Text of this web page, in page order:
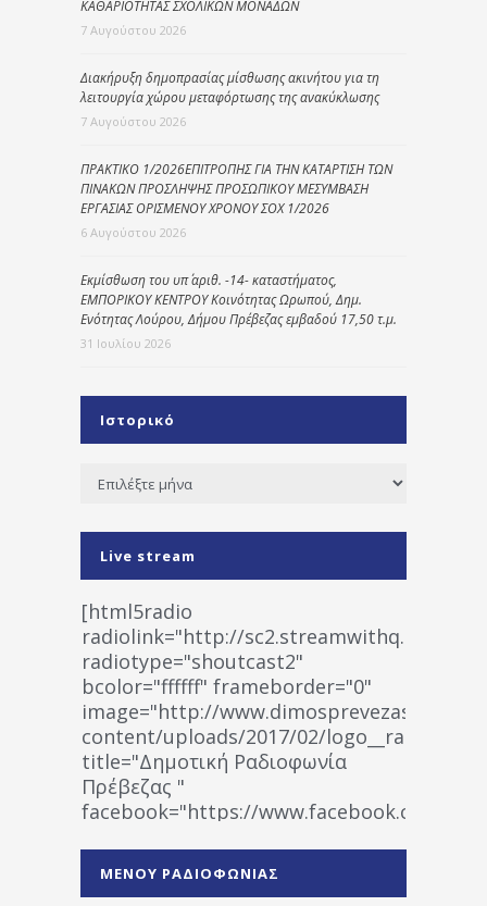
ΚΑΘΑΡΙΟΤΗΤΑΣ ΣΧΟΛΙΚΩΝ ΜΟΝΑΔΩΝ
7 Αυγούστου 2026
Διακήρυξη δημοπρασίας μίσθωσης ακινήτου για τη
λειτουργία χώρου μεταφόρτωσης της ανακύκλωσης
7 Αυγούστου 2026
ΠΡΑΚΤΙΚΟ 1/2026ΕΠΙΤΡΟΠΗΣ ΓΙΑ ΤΗΝ ΚΑΤΑΡΤΙΣΗ ΤΩΝ
ΠΙΝΑΚΩΝ ΠΡΟΣΛΗΨΗΣ ΠΡΟΣΩΠΙΚΟΥ ΜΕΣΥΜΒΑΣΗ
ΕΡΓΑΣΙΑΣ ΟΡΙΣΜΕΝΟΥ ΧΡΟΝΟΥ ΣΟΧ 1/2026
6 Αυγούστου 2026
Εκμίσθωση του υπ΄ αριθ. -14- καταστήματος,
ΕΜΠΟΡΙΚΟΥ ΚΕΝΤΡΟΥ Κοινότητας Ωρωπού, Δημ.
Ενότητας Λούρου, Δήμου Πρέβεζας εμβαδού 17,50 τ.μ.
31 Ιουλίου 2026
Ιστορικό
Ιστορικό
Live stream
[html5radio
radiolink="http://
radiotype="shoutcast2"
bcolor="ffffff" frameborder="0"
image="http://www.dimosprevezas.gr/wp-
content/uploads/2017/02/
title="Δημοτική Ραδιοφωνία
Πρέβεζας "
facebook="https://www.facebook.com/
1531194763766854/" artist="" ]
ΜΕΝΟΥ ΡΑΔΙΟΦΩΝΙΑΣ